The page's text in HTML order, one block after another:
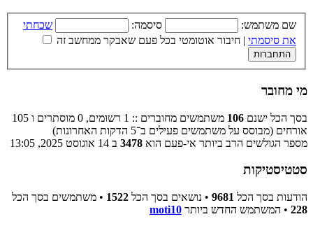
שם משתמש: סיסמה:
שכחתי
את סיסמתי | חיבור אוטומטי בכל פעם שאבקר ממחשב זה
מי מחובר
בסך הכל ישנם 106
משתמשים מחוברים :: 1 רשומים, 0 מוסתרים ו 105
אורחים (מבוסס על משתמשים פעילים ב־5 הדקות האחרונות)
מספר הגולשים הרב ביותר אי-פעם הוא 3478 ב 14 אוגוסט 2025, 13:05
סטטיסטיקות
הודעות בסך הכל 9681 • נושאים בסך הכל 1522 • משתמשים בסך הכל
228 • המשתמש החדש ביותר moti10